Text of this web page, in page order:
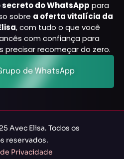
do WhatsApp para
sobre a oferta vitalícia da
, com tudo o que você
com confiança para
precisar recomeçar do zero.
de WhatsApp
Avec Elisa. Todos os
reservados.
Privacidade